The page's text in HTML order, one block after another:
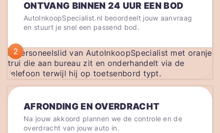
ONTVANG BINNEN 24 UUR EEN BOD
AutoInkoopSpecialist.nl beoordeelt jouw aanvraag
en stuurt je snel een passend bod.
2
AFRONDING EN OVERDRACHT
Na jouw akkoord plannen we de controle en de
overdracht van jouw auto in.